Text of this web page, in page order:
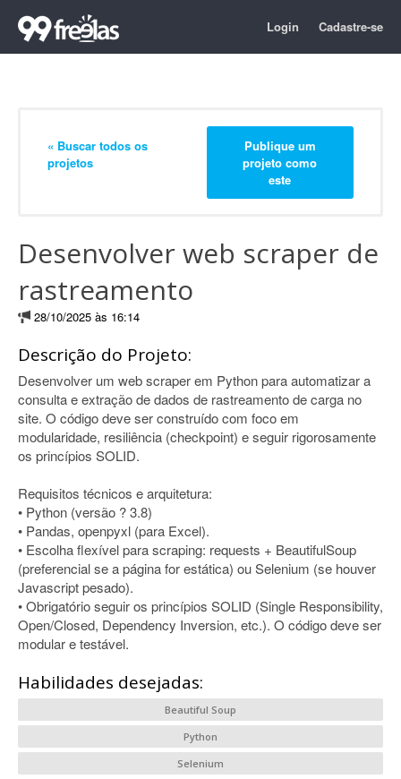
Login Cadastre-se
« Buscar todos os
projetos
Publique um
projeto como
este
Desenvolver web scraper de
rastreamento
28/10/2025 às 16:14
Descrição do Projeto:
Desenvolver um web scraper em Python para automatizar a
consulta e extração de dados de rastreamento de carga no
site. O código deve ser construído com foco em
modularidade, resiliência (checkpoint) e seguir rigorosamente
os princípios SOLID.
Requisitos técnicos e arquitetura:
• Python (versão ? 3.8)
• Pandas, openpyxl (para Excel).
• Escolha flexível para scraping: requests + BeautifulSoup
(preferencial se a página for estática) ou Selenium (se houver
Javascript pesado).
• Obrigatório seguir os princípios SOLID (Single Responsibility,
Open/Closed, Dependency Inversion, etc.). O código deve ser
modular e testável.
Habilidades desejadas:
Beautiful Soup
Python
Selenium